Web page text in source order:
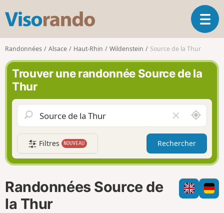
s
o
r
n
o
O
u
a
n
v
g
a
i
o
Randonnées Alsace Haut-Rhin Wildenstein Source de la Thur
Trouver une randonnée Source de la
Thur
i
d
e
r
l
e
h
A
u
t
u
r
d
e
m
Filtres NOUVEAU Rechercher
Randonnées Source de
la Thur